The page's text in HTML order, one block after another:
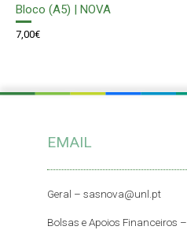
Bloco (A5) | NOVA
7,00€
EMAIL
Geral – sasnova@unl.pt
Bolsas e Apoios Financeiros –